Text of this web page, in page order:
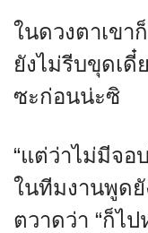
ในดวงตาเขา
ยังไม่รีบขุดเดี๋
ซะก่อนน่ะซิ
“แต่ว่าไม่มีจ
ในทีมงานพูด
ตวาดว่า “ก็ไป